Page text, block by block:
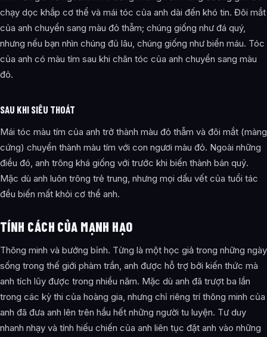
chạy dọc khắp cơ thể và mái tóc của anh dài đến khó tin. Đôi mắt
của anh chuyển sang màu đỏ thẫm; chúng giống như đá quý,
nhưng nếu bạn nhìn chúng đủ lâu, chúng giống như biển máu. Tóc
của anh có màu tím sau khi chân tóc của anh chuyển sang màu
đỏ.
SAU KHI SIÊU THOÁT
Mái tóc màu tím của anh trở thành màu đỏ thẫm và đôi mắt (màng
cứng) chuyển thành màu tím với con ngươi màu đỏ. Ngoài những
điều đó, anh trông khá giống với trước khi biến thành bán quỷ.
Mặc dù anh luôn trông trẻ trung, nhưng mọi dấu vết của tuổi tác
đều biến mất khỏi cơ thể anh.
TÍNH CÁCH CỦA MẠNH HẠO
Thông minh và bướng bỉnh. Từng là một học giả trong những ngày
sống trong thế giới phàm trần, anh được hỗ trợ bởi kiến thức mà
anh tích lũy được trong nhiều năm. Mặc dù anh đã trượt ba lần
trong các kỳ thi của hoàng gia, nhưng chỉ riêng trí thông minh của
anh đã đưa anh lên trên hầu hết những người tu luyện. Tư duy
nhanh nhạy và tính hiếu chiến của anh liên tục đặt anh vào những